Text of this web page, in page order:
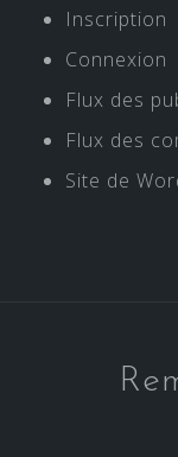
Inscription
Connexion
Flux des
Flux des
Site de